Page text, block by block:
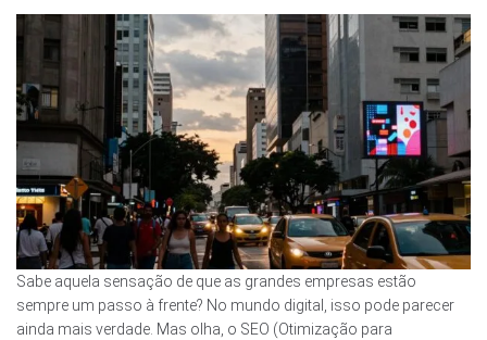
Sabe aquela sensação de que as grandes empresas estão
sempre um passo à frente? No mundo digital, isso pode parecer
ainda mais verdade. Mas olha, o SEO (Otimização para